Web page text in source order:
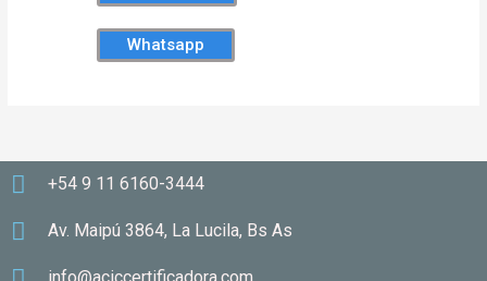
Whatsapp
+54 9 11 6160-3444
Av. Maipú 3864, La Lucila, Bs As